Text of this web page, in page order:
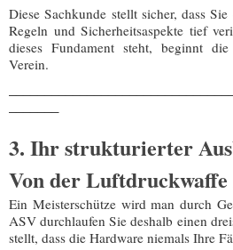
Die­se Sach­kun­de stellt sicher, dass
Regeln und Sicher­heits­aspek­te tief
die­ses Fun­da­ment steht, beginnt
Verein.
3. Ihr strukturierter
Von der
Ein Meis­ter­schüt­ze wird man durch
ASV durch­lau­fen Sie des­halb einen
stellt, dass die Hard­ware nie­mals Ihre